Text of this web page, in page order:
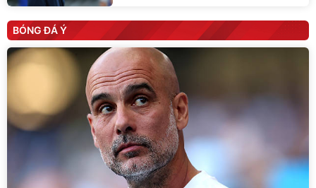
BÓNG ĐÁ Ý